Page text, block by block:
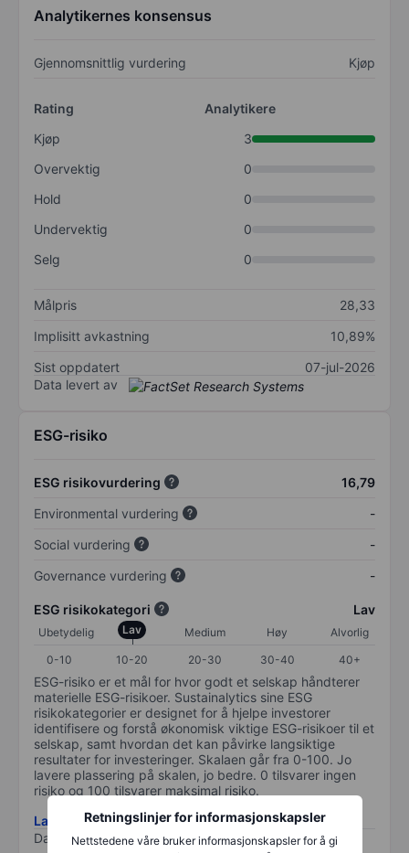
Retningslinjer for informasjonskapsler
Nettstedene våre bruker informasjonskapsler for å gi
Analytikernes konsensus
Gjennomsnittlig vurdering Kjøp
Rating
Analytikere
Kjøp
3
Overvektig
0
Hold
0
Undervektig
0
Selg
0
Målpris
28,33
Implisitt avkastning
10,89%
Sist oppdatert
07-jul-2026
Data levert av
ESG-risiko
ESG risikovurdering
16,79
Environmental vurdering
-
Social vurdering
-
Governance vurdering
-
ESG risikokategori Lav
Ubetydelig Lav Medium Høy
Alvorlig
0-10
10-20 20-30 30-40 40+
ESG-risiko er et mål for hvor godt et selskap håndterer
materielle ESG-risikoer. Sustainalytics sine ESG
risikokategorier er designet for å hjelpe investorer
identifisere og forstå økonomisk viktige ESG-risikoer til et
selskap, samt hvordan det kan påvirke langsiktige
resultater for investeringer. Skalaen går fra 0-100. Jo
lavere plassering på skalen, jo bedre. 0 tilsvarer ingen
risiko og 100 tilsvarer maksimal risiko.
Last ned metodikk for ESG-risiko
Data levert av
/